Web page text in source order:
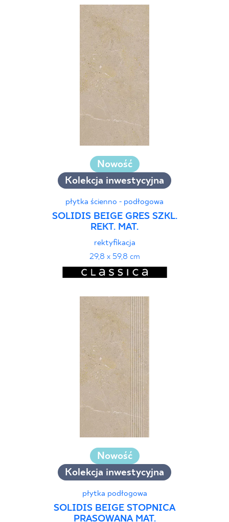
Nowość
Kolekcja inwestycyjna
płytka ścienno - podłogowa
SOLIDIS BEIGE GRES SZKL.
REKT. MAT.
rektyfikacja
29,8 x 59,8 cm
Nowość
Kolekcja inwestycyjna
płytka podłogowa
SOLIDIS BEIGE STOPNICA
PRASOWANA MAT.